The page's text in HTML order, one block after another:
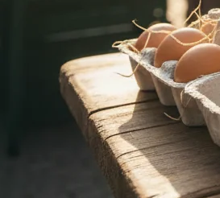
Markttage
Samstag